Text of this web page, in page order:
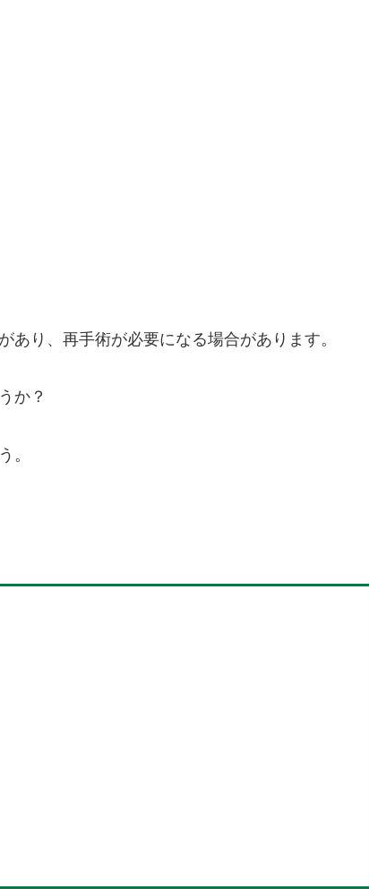
あり、再手術が必要になる場合があります。
か？
。